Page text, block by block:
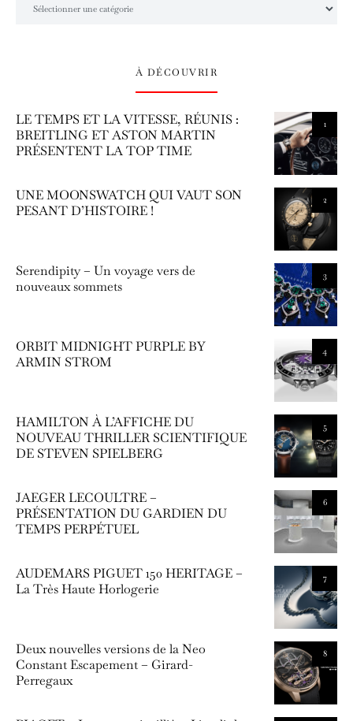
À DÉCOUVRIR
1
LE TEMPS ET LA VITESSE, RÉUNIS :
BREITLING ET ASTON MARTIN
PRÉSENTENT LA TOP TIME
2
UNE MOONSWATCH QUI VAUT SON
PESANT D’HISTOIRE !
3
Serendipity – Un voyage vers de
nouveaux sommets
4
ORBIT MIDNIGHT PURPLE BY
ARMIN STROM
5
HAMILTON À L’AFFICHE DU
NOUVEAU THRILLER SCIENTIFIQUE
DE STEVEN SPIELBERG
6
JAEGER LECOULTRE –
PRÉSENTATION DU GARDIEN DU
TEMPS PERPÉTUEL
7
AUDEMARS PIGUET 150 HERITAGE –
La Très Haute Horlogerie
8
Deux nouvelles versions de la Neo
Constant Escapement – Girard-
Perregaux